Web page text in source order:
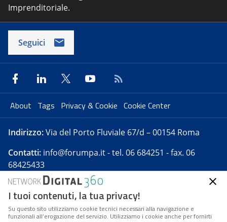
Imprenditoriale.
Seguici
About Tags Privacy & Cookie Cookie Center
Indirizzo:Via del Porto Fluviale 67/d – 00154 Roma
Contatti: info@forumpa.it- tel. 06 684251 - fax. 06
68425433
Forumpa.itè una pubblicazione telematica iscritta
presso Registro della stampa del Tribunale di Roma -
Reg. n. 182 del 2 maggio 2008 - Direttore resp. Michela
I tuoi contenuti, la tua privacy!
Su questo sito utilizziamo cookie tecnici necessari alla navigazione e
funzionali all’erogazione del servizio. Utilizziamo i cookie anche per fornirti